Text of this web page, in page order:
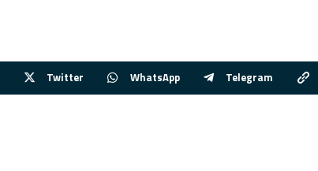
Twitter WhatsApp Telegram